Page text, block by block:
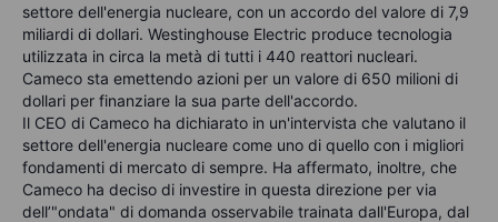
settore dell'energia nucleare, con un accordo del valore di 7,9
miliardi di dollari. Westinghouse Electric produce tecnologia
utilizzata in circa la metà di tutti i 440 reattori nucleari.
Cameco sta emettendo azioni per un valore di 650 milioni di
dollari per finanziare la sua parte dell'accordo.
Il CEO di Cameco ha dichiarato in un'intervista che valutano il
settore dell'energia nucleare come uno di quello con i migliori
fondamenti di mercato di sempre. Ha affermato, inoltre, che
Cameco ha deciso di investire in questa direzione per via
dell’"ondata" di domanda osservabile trainata dall'Europa, dal